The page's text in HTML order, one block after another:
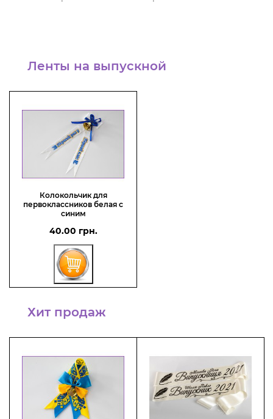
Ленты на выпускной
Колокольчик для
первоклассников белая с
синим
40.00 грн.
Хит продаж